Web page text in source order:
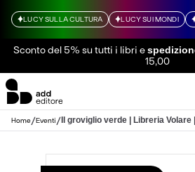
LUCY SULLA CULTURA LUCY SUI MONDI
Sconto del 5% su tutti i libri e
15,00
Home/Eventi/ Il groviglio verde | Libreria Volare